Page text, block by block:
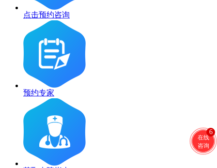
在线
咨询
6
点击预约咨询
预约专家